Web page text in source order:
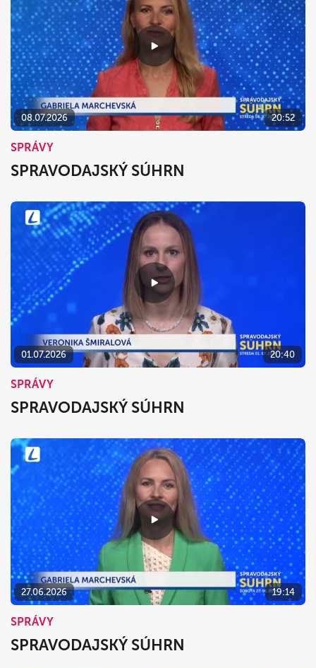
08.07.2026 20:52
SPRÁVY
SPRAVODAJSKÝ SÚHRN
01.07.2026 20:40
SPRÁVY
SPRAVODAJSKÝ SÚHRN
27.06.2026 19:14
SPRÁVY
SPRAVODAJSKÝ SÚHRN